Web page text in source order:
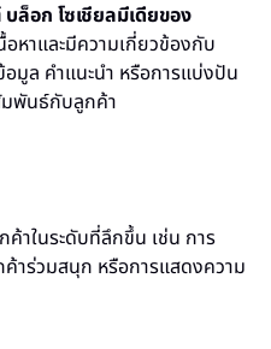
บล็อก โซเชียลมีเดียของ
อหาและมีความเกี่ยวข้องกับ
มูล คำแนะนำ หรือการแบ่งปัน
มพันธ์กับลูกค้า
ค้าในระดับที่ลึกขึ้น เช่น การ
าร่วมสนุก หรือการแสดงความ